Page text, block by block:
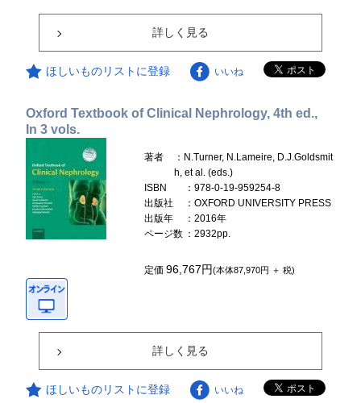
詳しく見る
ほしいものリストに登録 いいね
Oxford Textbook of Clinical Nephrology, 4th ed.,
In 3 vols.
著者
：N.Turner, N.Lameire, D.J.Goldsmit
h, et al. (eds.)
ISBN
：978-0-19-959254-8
出版社
：OXFORD UNIVERSITY PRESS
出版年
：2016年
ページ数 ：2932pp.
定価96,767円(本体87,970円 ＋ 税)
詳しく見る
ほしいものリストに登録 いいね